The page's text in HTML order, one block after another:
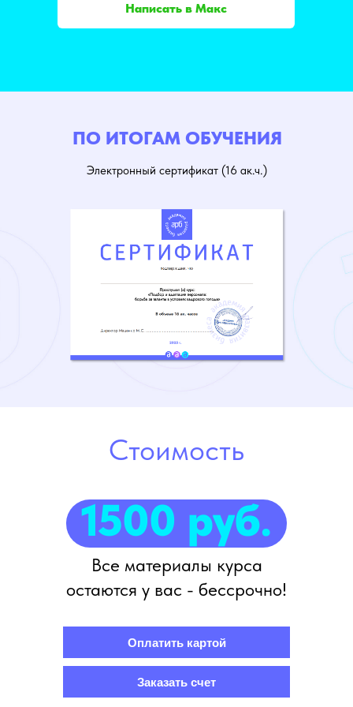
Написать в Макс
ПО ИТОГАМ ОБУЧЕНИЯ
Электронный сертификат (16 ак.ч.)
Стоимость
1500 руб.
Все материалы курса
остаются у вас - бессрочно!
Оплатить картой
Заказать счет